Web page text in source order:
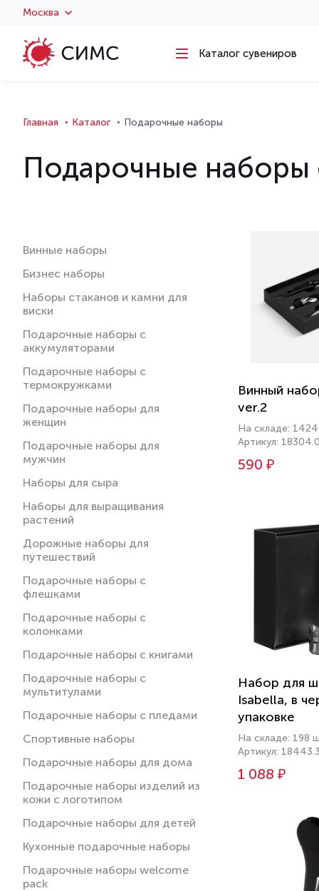
Москва
Каталог сувениров
Главная Каталог Подарочные наборы
Подарочные наборы
Винные наборы
Бизнес наборы
Наборы стаканов и камни для
виски
Подарочные наборы с
аккумуляторами
Подарочные наборы с
термокружками
Подарочные наборы для
женщин
Подарочные наборы для
мужчин
Наборы для сыра
Наборы для выращивания
растений
Дорожные наборы для
путешествий
Подарочные наборы с
флешками
Подарочные наборы с
колонками
Подарочные наборы с книгами
Подарочные наборы с
мультитулами
Подарочные наборы с пледами
Спортивные наборы
Подарочные наборы для дома
Подарочные наборы изделий из
кожи с логотипом
Подарочные наборы для детей
Кухонные подарочные наборы
Подарочные наборы welcome
pack
Винный
ver.2
На складе:
Артикул:
590 ₽
Набор для
Isabella, в
упаковке
На складе: 198
Артикул:
1 088 ₽